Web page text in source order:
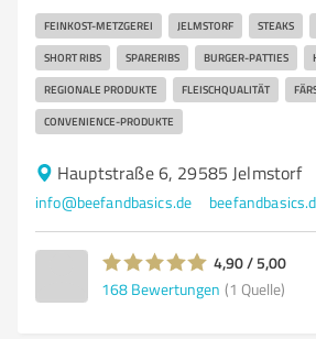
FEINKOST-METZGEREI JELMSTORF STEAKS
SHORT RIBS SPARERIBS BURGER-PATTIES
REGIONALE PRODUKTE FLEISCHQUALITÄT
CONVENIENCE-PRODUKTE
Hauptstraße 6, 29585 Jelmstorf
info@beefandbasics.de
4,90 / 5,00
168 Bewertungen (1 Quelle)